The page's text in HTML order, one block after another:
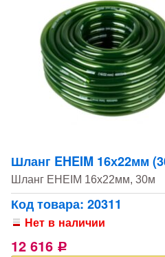
Шланг EHEIM 16х22мм
Шланг EHEIM 16х22мм, 30м
Код товара: 20311
Нет в наличии
12 616 Р